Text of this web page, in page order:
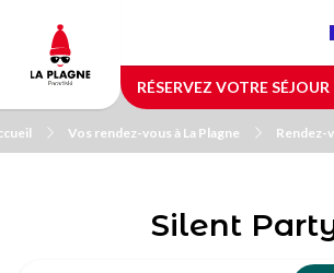
contenu
principal
RÉSERVEZ VOTRE SÉJOUR
Vos rendez-vous à La Plagne Rendez-
Silent